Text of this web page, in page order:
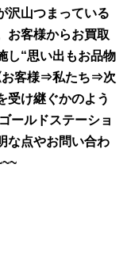
沢山つまっている
お客様からお買取
し“思い出もお品物
お客様⇒私たち⇒次
受け継ぐかのよう
ールドステーショ
点やお問い合わ